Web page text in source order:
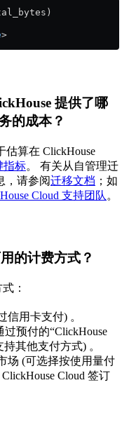
>
提供了哪
的成本？
估算在 ClickHouse
指标。 有关从自管理迁
，请参阅迁移文档 ；如
Cloud 支持团队。
的计费方式？
：
信用卡支付) 。
预付的“ClickHouse
其他支付方式) 。
场 (可选择按使用量付
Cloud 签订